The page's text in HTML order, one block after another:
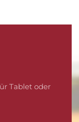
Tablet oder